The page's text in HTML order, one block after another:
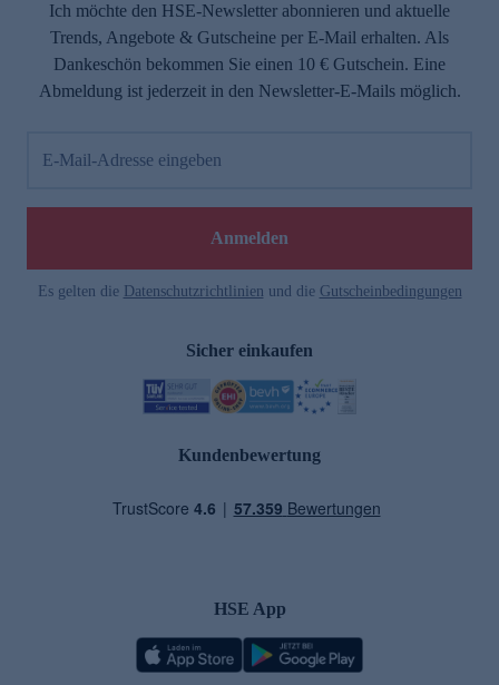
Ich möchte den HSE-Newsletter abonnieren und aktuelle
Trends, Angebote & Gutscheine per E-Mail erhalten. Als
Dankeschön bekommen Sie einen 10 € Gutschein. Eine
Abmeldung ist jederzeit in den Newsletter-E-Mails möglich.
E-Mail-Adresse eingeben
Anmelden
Es gelten die Datenschutzrichtlinien und die Gutscheinbedingungen
Sicher einkaufen
Kundenbewertung
HSE App